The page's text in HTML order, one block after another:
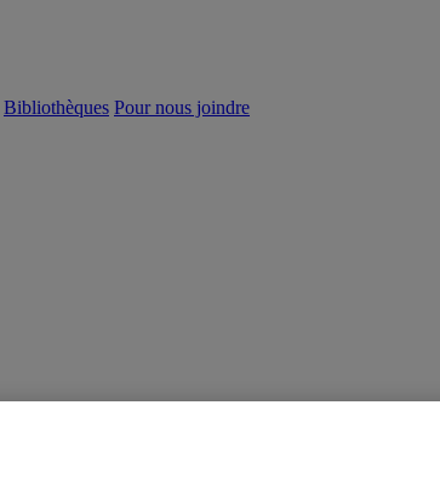
Bibliothèques Pour nous joindre